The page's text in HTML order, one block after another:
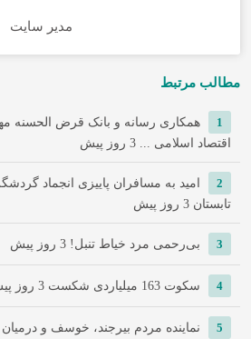
مدیر سایت
مطالب مرتبط
1
همکاری رسانه و بانک قرض الحسنه
اقتصاد اسلامی ... 3 روز پیش
2
امید به مسافران پاییزی انجماد
تابستان 3 روز پیش
3 ‌بی‌رحمی مرد خیاط تنبل! 3 روز پیش
4 سکوت 163 میلیاردی شکست 3 روز پیش
5
نماینده مردم بیرجند، خوسف و